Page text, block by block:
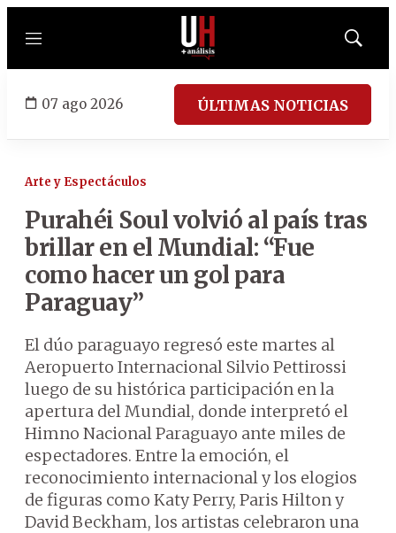
Menú
Mostrar
07 ago 2026 ÚLTIMAS NOTICIAS
Arte y Espectáculos
Purahéi Soul volvió al país tras
brillar en el Mundial: “Fue
como hacer un gol para
Paraguay”
El dúo paraguayo regresó este martes al
Aeropuerto Internacional Silvio Pettirossi
luego de su histórica participación en la
apertura del Mundial, donde interpretó el
Himno Nacional Paraguayo ante miles de
espectadores. Entre la emoción, el
reconocimiento internacional y los elogios
de figuras como Katy Perry, Paris Hilton y
David Beckham, los artistas celebraron una